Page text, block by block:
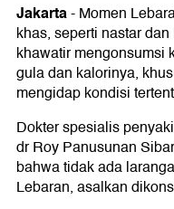
Jakarta-Momen
khas, seperti nastar
khawatir mengonsumsi
gula dan kalorinya,
mengidap kondisi
Dokter spesialis
dr Roy Panusunan
bahwa tidak ada
Lebaran, asalkan